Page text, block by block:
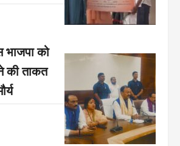
भाजपा को
की ताकत